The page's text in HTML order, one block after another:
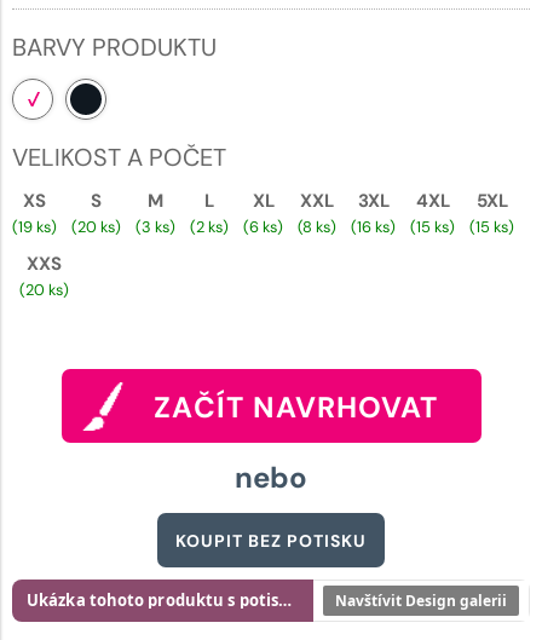
BARVY PRODUKTU
VELIKOST A POČET
XS
(19 ks)
S
(20 ks)
M
(3 ks)
L
(2 ks)
XL
(6 ks)
XXL
(8 ks)
3XL
(16 ks)
4XL
(15 ks)
5XL
(15 ks)
XXS
(20 ks)
ZAČÍT NAVRHOVAT
nebo
KOUPIT BEZ POTISKU
Ukázka tohoto produktu s potiskem Navštívit Design galerii